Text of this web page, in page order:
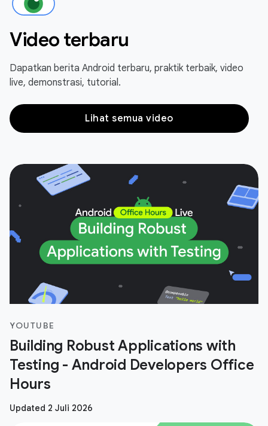
Video terbaru
Dapatkan berita Android terbaru, praktik terbaik, video
live, demonstrasi, tutorial.
Lihat semua video
YOUTUBE
Building Robust Applications with
Testing - Android Developers Office
Hours
Updated 2 Juli 2026